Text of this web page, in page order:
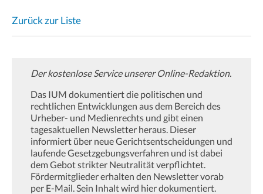
Zurück zur Liste
Der kostenlose Service unserer Online-Redaktion.
Das IUM dokumentiert die politischen und
rechtlichen Entwicklungen aus dem Bereich des
Urheber- und Medienrechts und gibt einen
tagesaktuellen Newsletter heraus. Dieser
informiert über neue Gerichtsentscheidungen und
laufende Gesetzgebungsverfahren und ist dabei
dem Gebot strikter Neutralität verpflichtet.
Fördermitglieder erhalten den Newsletter vorab
per E-Mail. Sein Inhalt wird hier dokumentiert.